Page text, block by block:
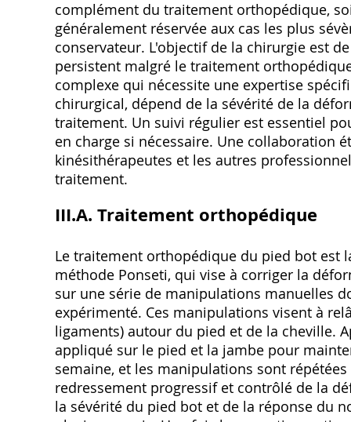
complément du traitement orthopédique,
généralement réservée aux cas les plus
conservateur. L'objectif de la chirurgie est
persistent malgré le traitement
complexe qui nécessite une expertise
chirurgical, dépend de la sévérité de la
traitement. Un suivi régulier est essentiel
en charge si nécessaire. Une collaboration
kinésithérapeutes et les autres
traitement.
III.A. Traitement orthopédique
Le traitement orthopédique du pied bot
méthode Ponseti, qui vise à corriger la
sur une série de manipulations manuelles
expérimenté. Ces manipulations visent à
ligaments) autour du pied et de la cheville.
appliqué sur le pied et la jambe pour
semaine, et les manipulations sont
redressement progressif et contrôlé de la
la sévérité du pied bot et de la réponse du